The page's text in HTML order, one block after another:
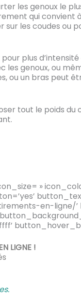
les genoux le
qui convient
les coudes ou
plus d’intensité
les genoux, ou
ou un bras peut
tout le poids
»
en-ligne/’
LIGNE !
s.